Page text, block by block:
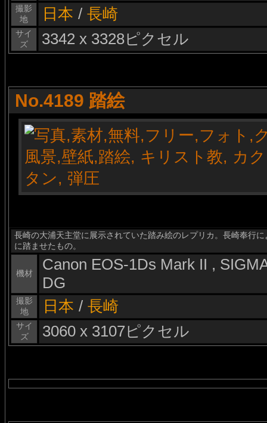
撮影
地
日本 / 長崎
サイ
ズ
3342 x 3328ピクセル
No.4189 踏絵
長崎の大浦天主堂に展示されていた踏み絵のレプリカ。長崎奉行
に踏ませたもの。
機材
Canon EOS-1Ds Mark II ,
DG
撮影
地
日本 / 長崎
サイ
ズ
3060 x 3107ピクセル